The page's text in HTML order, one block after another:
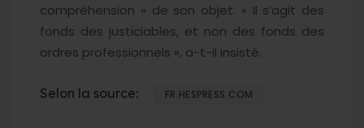
compréhension » de son objet. « Il s’agit des
fonds des justiciables, et non des fonds des
ordres professionnels », a-t-il insisté.
Selon la source: FR.HESPRESS.COM